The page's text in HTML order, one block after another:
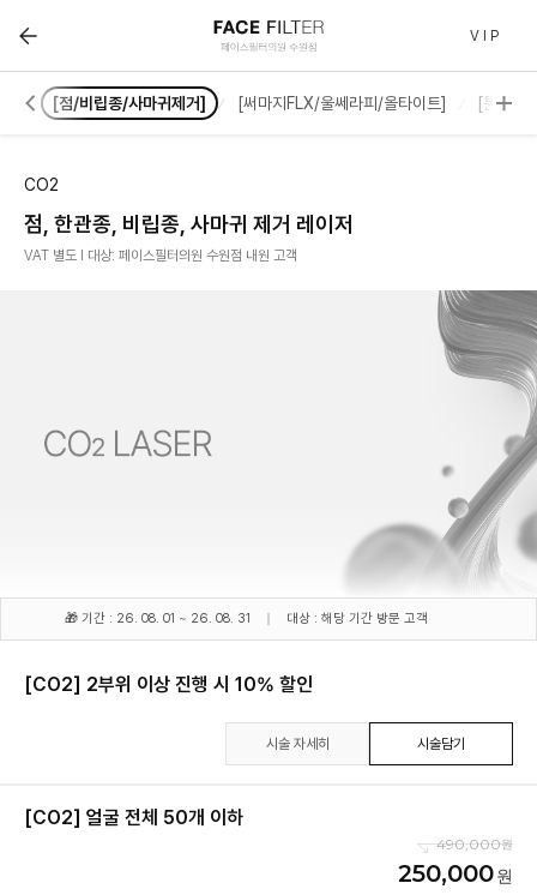
[점/비립종/사마귀제거] :: 페이스필터 수원점 | 호매실 수
V I P
[점/비립종/사마귀제거] [써마지FLX/울쎄라피/올타이트] [튠/리
CO2
점, 한관종, 비립종, 사마귀 제거 레이저
VAT 별도 l 대상: 페이스필터의원 수원점 내원 고객
🎁 기간 : 26. 08. 01 ~ 26. 08. 31 대상 : 해당 기간 방문 고객
[CO2] 2부위 이상 진행 시 10% 할인
시술 자세히 시술담기
[CO2] 얼굴 전체 50개 이하
490,000
250,000